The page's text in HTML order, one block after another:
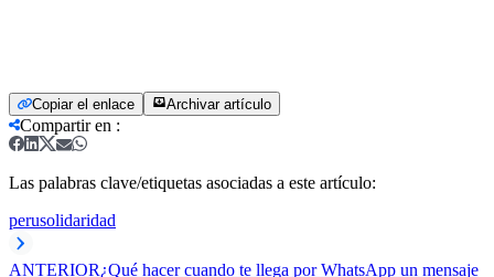
Copiar el enlace Archivar artículo
Compartir en :
Las palabras clave/etiquetas asociadas a este artículo:
perusolidaridad
ANTERIOR¿Qué hacer cuando te llega por WhatsApp un mensaje